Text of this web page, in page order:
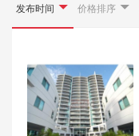
发布时间 价格排序